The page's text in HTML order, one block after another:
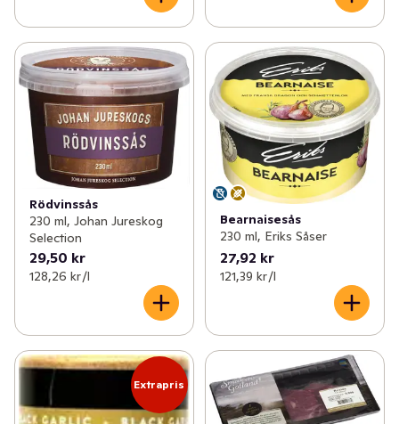
Rödvinssås
230 ml, Johan Jureskog
Selection
29,50 kr
128,26 kr /l
Bearnaisesås
230 ml, Eriks Såser
27,92 kr
121,39 kr /l
Extrapris